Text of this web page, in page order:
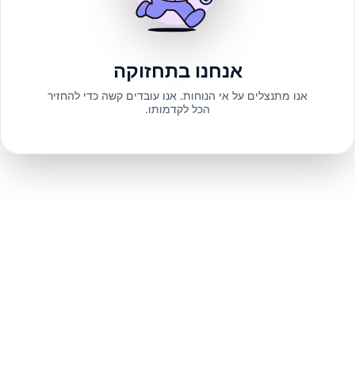
אנחנו בתחזוקה
אנו מתנצלים על אי הנוחות. אנו עובדים קשה כדי להחזיר
הכל לקדמותו.